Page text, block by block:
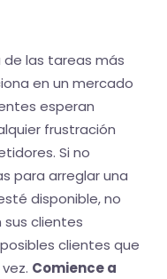
de las tareas más
en un mercado
esperan
frustración
Si no
para arreglar una
disponible, no
clientes
clientes que
Comience a